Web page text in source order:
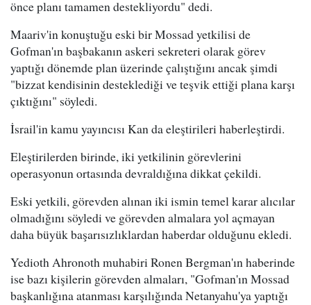
önce planı tamamen destekliyordu" dedi.
Maariv'in konuştuğu eski bir Mossad yetkilisi de
Gofman'ın başbakanın askeri sekreteri olarak görev
yaptığı dönemde plan üzerinde çalıştığını ancak şimdi
"bizzat kendisinin desteklediği ve teşvik ettiği plana karşı
çıktığını" söyledi.
İsrail'in kamu yayıncısı Kan da eleştirileri haberleştirdi.
Eleştirilerden birinde, iki yetkilinin görevlerini
operasyonun ortasında devraldığına dikkat çekildi.
Eski yetkili, görevden alınan iki ismin temel karar alıcılar
olmadığını söyledi ve görevden almalara yol açmayan
daha büyük başarısızlıklardan haberdar olduğunu ekledi.
Yedioth Ahronoth muhabiri Ronen Bergman'ın haberinde
ise bazı kişilerin görevden almaları, "Gofman'ın Mossad
başkanlığına atanması karşılığında Netanyahu'ya yaptığı